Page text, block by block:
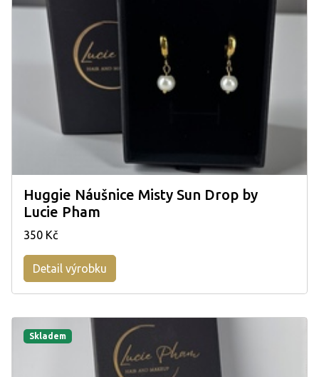
Huggie Náušnice Misty Sun Drop by
Lucie Pham
350 Kč
Detail výrobku
Skladem